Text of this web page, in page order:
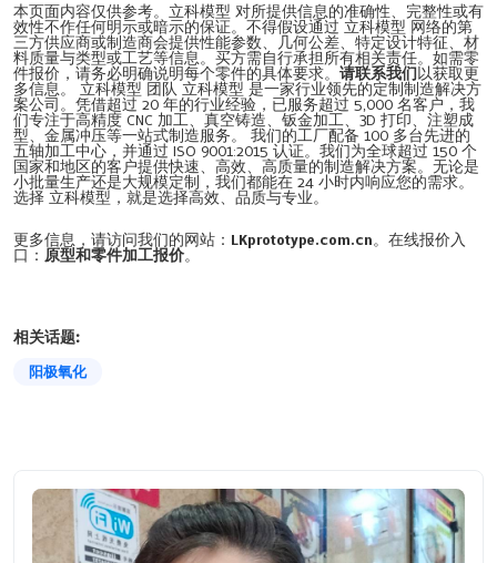
本页面内容仅供参考。立科模型 对所提供信息的准确性、完整性或有
效性不作任何明示或暗示的保证。不得假设通过 立科模型 网络的第
三方供应商或制造商会提供性能参数、几何公差、特定设计特征、材
料质量与类型或工艺等信息。买方需自行承担所有相关责任。如需零
件报价，请务必明确说明每个零件的具体要求。 请联系我们以获取更
多信息。 立科模型 团队 立科模型 是一家行业领先的定制制造解决方
案公司。凭借超过 20 年的行业经验，已服务超过 5,000 名客户，我
们专注于高精度 CNC 加工、真空铸造、钣金加工、3D 打印、注塑成
型、金属冲压等一站式制造服务。 我们的工厂配备 100 多台先进的
五轴加工中心，并通过 ISO 9001:2015 认证。我们为全球超过 150 个
国家和地区的客户提供快速、高效、高质量的制造解决方案。无论是
小批量生产还是大规模定制，我们都能在 24 小时内响应您的需求。
选择 立科模型，就是选择高效、品质与专业。
更多信息，请访问我们的网站： LKprototype.com.cn。在线报价入
口： 原型和零件加工报价。
相关话题:
阳极氧化